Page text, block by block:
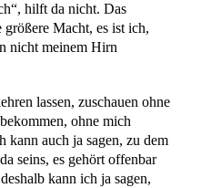
hilft da nicht. Das
Macht, es ist ich,
nicht meinem Hirn
lassen, zuschauen ohne
ohne mich
kann auch ja sagen, zu dem
seins, es gehört offenbar
kann ich ja sagen,